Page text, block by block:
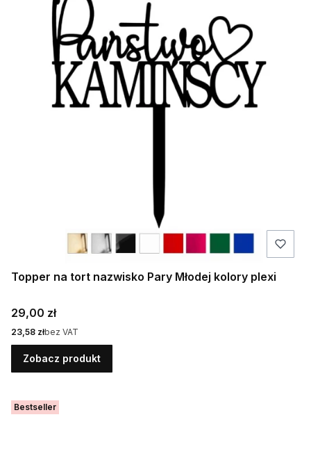
Topper na tort nazwisko Pary Młodej kolory plexi
Cena
29,00 zł
Cena
23,58 złbez VAT
Zobacz produkt
Bestseller